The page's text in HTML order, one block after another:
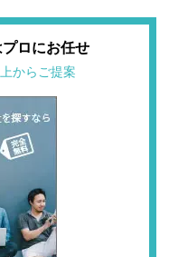
ロにお任せ
からご提案